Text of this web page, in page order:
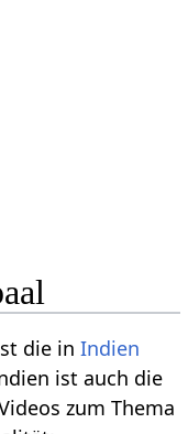
die inIndien
ist auch die
zum Thema